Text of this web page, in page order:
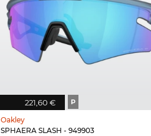
221,60 € P
Oakley
SPHAERA SLASH - 949903